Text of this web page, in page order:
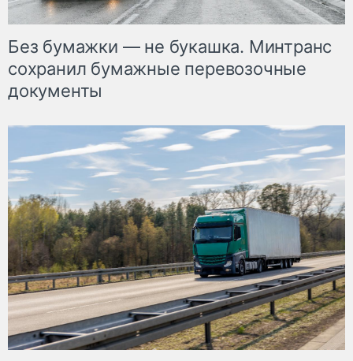
Без бумажки — не букашка. Минтранс
сохранил бумажные перевозочные
документы